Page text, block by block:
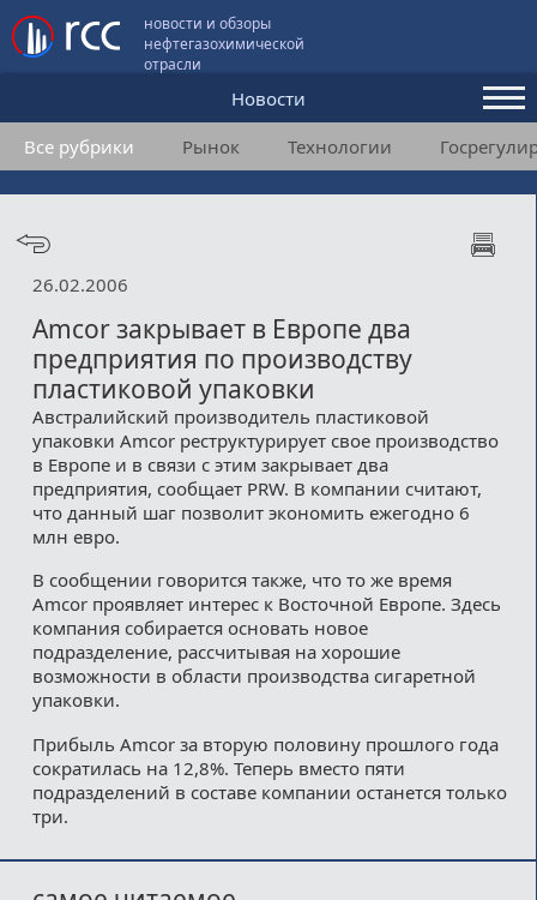
новости и обзоры
нефтегазохимической
отрасли
Новости
Аналитика и мнения
Конференции
Пользовательское соглашение
Медиакит
Контакты
Все рубрики Рынок Технологии
26.02.2006
Amcor закрывает в Европе два
предприятия по производству
пластиковой упаковки
Австралийский производитель пластиковой
упаковки Amcor реструктурирует свое производство
в Европе и в связи с этим закрывает два
предприятия, сообщает PRW. В компании считают,
что данный шаг позволит экономить ежегодно 6
млн евро.
В сообщении говорится также, что то же время
Amcor проявляет интерес к Восточной Европе. Здесь
компания собирается основать новое
подразделение, рассчитывая на хорошие
возможности в области производства сигаретной
упаковки.
Прибыль Amcor за вторую половину прошлого года
сократилась на 12,8%. Теперь вместо пяти
подразделений в составе компании останется только
три.